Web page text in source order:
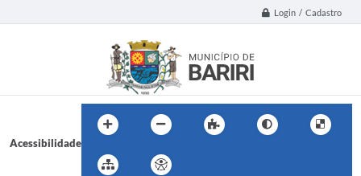
Login / Cadastro
Acessibilidade